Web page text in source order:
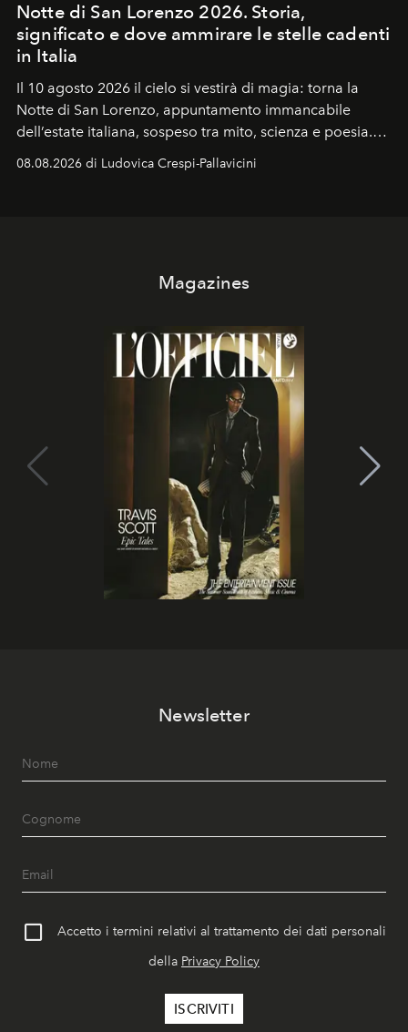
Notte di San Lorenzo 2026. Storia,
significato e dove ammirare le stelle cadenti
in Italia
Il 10 agosto 2026 il cielo si vestirà di magia: torna la
Notte di San Lorenzo, appuntamento immancabile
dell’estate italiana, sospeso tra mito, scienza e poesia.
Sarà il momento in cui gli occhi si alzano verso la volta
celeste per seguire il passaggio delle
08.08.2026 di Ludovica Crespi-Pallavicini
Magazines
Newsletter
Accetto i termini relativi al trattamento dei dati personali
della Privacy Policy